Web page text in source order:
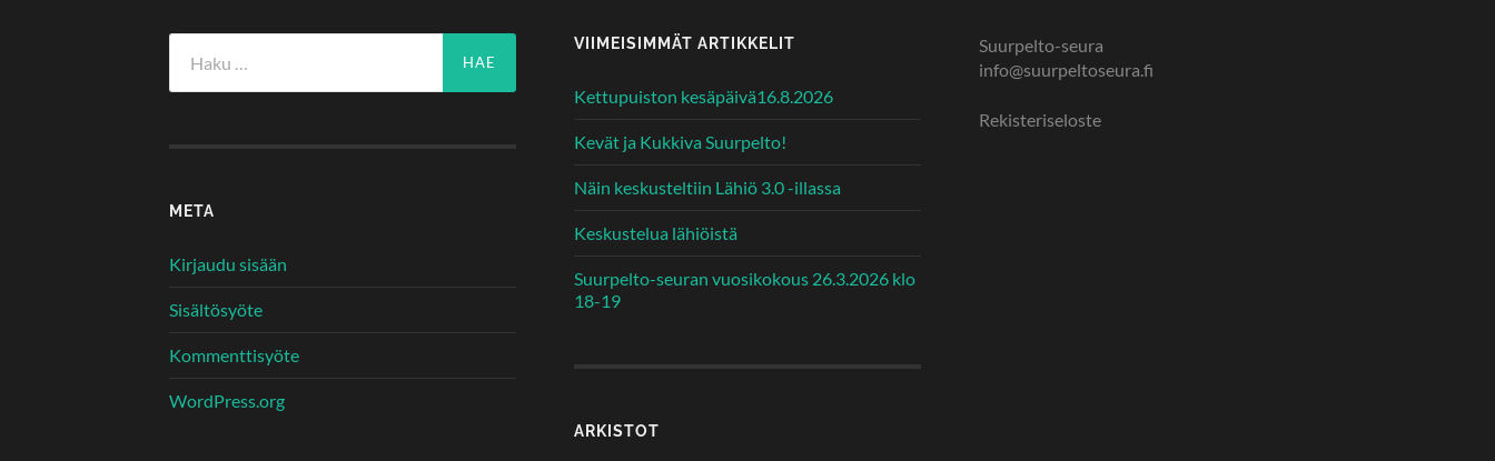
META
Kirjaudu sisään
Sisältösyöte
Kommenttisyöte
WordPress.org
VIIMEISIMMÄT ARTIKKELIT
Kettupuiston kesäpäivä16.8.2026
Kevät ja Kukkiva Suurpelto!
Näin keskusteltiin Lähiö 3.0 -illassa
Keskustelua lähiöistä
Suurpelto-seuran vuosikokous 26.3.2026 klo
18-19
ARKISTOT
Suurpelto-seura
info@suurpeltoseura.fi
Rekisteriseloste